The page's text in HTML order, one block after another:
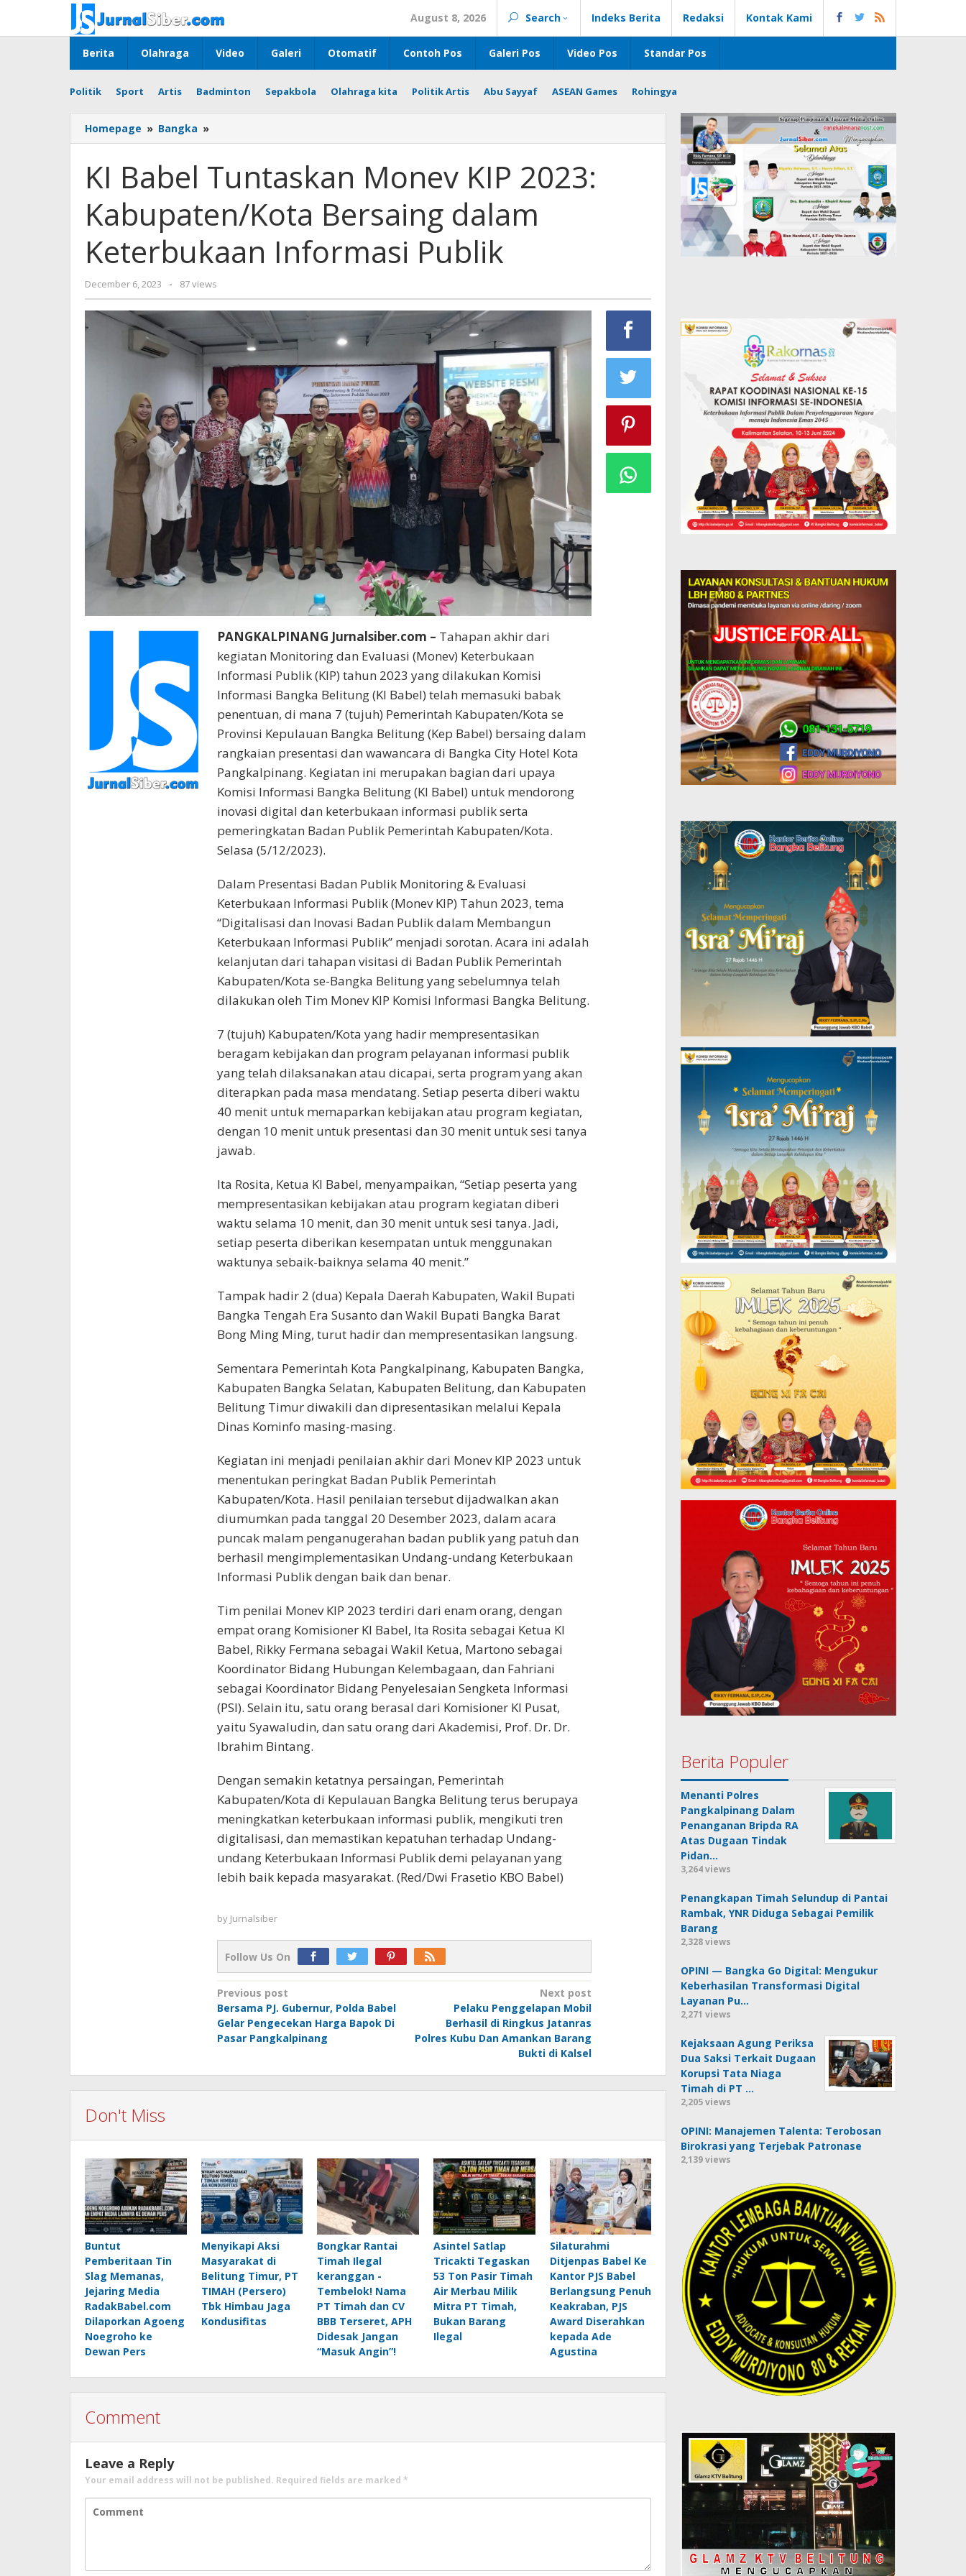
content
August 8, 2026 Search Indeks Berita Redaksi Kontak Kami
Berita Olahraga Video Galeri Otomatif Contoh Pos Galeri Pos Video Pos Standar Pos
Politik Sport Artis Badminton Sepakbola Olahraga kita Politik Artis Abu Sayyaf ASEAN Games Rohingya
Homepage » Bangka »
Babel
Monev
KIP
Kabupaten/Kota
dalam
Keterbukaan
KI Babel Tuntaskan Monev KIP 2023:
Kabupaten/Kota Bersaing dalam
Keterbukaan Informasi Publik
December 6, 2023
by
Jurnalsiber
- 87 views
PANGKALPINANG Jurnalsiber.com – Tahapan akhir dari
kegiatan Monitoring dan Evaluasi (Monev) Keterbukaan
Informasi Publik (KIP) tahun 2023 yang dilakukan Komisi
Informasi Bangka Belitung (KI Babel) telah memasuki babak
penentuan, di mana 7 (tujuh) Pemerintah Kabupaten/Kota se
Provinsi Kepulauan Bangka Belitung (Kep Babel) bersaing dalam
rangkaian presentasi dan wawancara di Bangka City Hotel Kota
Pangkalpinang. Kegiatan ini merupakan bagian dari upaya
Komisi Informasi Bangka Belitung (KI Babel) untuk mendorong
inovasi digital dan keterbukaan informasi publik serta
pemeringkatan Badan Publik Pemerintah Kabupaten/Kota.
Selasa (5/12/2023).
Dalam Presentasi Badan Publik Monitoring & Evaluasi
Keterbukaan Informasi Publik (Monev KIP) Tahun 2023, tema
“Digitalisasi dan Inovasi Badan Publik dalam Membangun
Keterbukaan Informasi Publik” menjadi sorotan. Acara ini adalah
kelanjutan dari tahapan visitasi di Badan Publik Pemerintah
Kabupaten/Kota se-Bangka Belitung yang sebelumnya telah
dilakukan oleh Tim Monev KIP Komisi Informasi Bangka Belitung.
7 (tujuh) Kabupaten/Kota yang hadir mempresentasikan
beragam kebijakan dan program pelayanan informasi publik
yang telah dilaksanakan atau dicapai, serta program yang akan
diterapkan pada masa mendatang. Setiap peserta diberi waktu
40 menit untuk memaparkan kebijakan atau program kegiatan,
dengan 10 menit untuk presentasi dan 30 menit untuk sesi tanya
jawab.
Ita Rosita, Ketua KI Babel, menyampaikan, “Setiap peserta yang
mempresentasikan kebijakan atau program kegiatan diberi
waktu selama 10 menit, dan 30 menit untuk sesi tanya. Jadi,
setiap peserta diberikan kesempatan untuk menggunakan
waktunya sebaik-baiknya selama 40 menit.”
Tampak hadir 2 (dua) Kepala Daerah Kabupaten, Wakil Bupati
Bangka Tengah Era Susanto dan Wakil Bupati Bangka Barat
Bong Ming Ming, turut hadir dan mempresentasikan langsung.
Sementara Pemerintah Kota Pangkalpinang, Kabupaten Bangka,
Kabupaten Bangka Selatan, Kabupaten Belitung, dan Kabupaten
Belitung Timur diwakili dan dipresentasikan melalui Kepala
Dinas Kominfo masing-masing.
Kegiatan ini menjadi penilaian akhir dari Monev KIP 2023 untuk
menentukan peringkat Badan Publik Pemerintah
Kabupaten/Kota. Hasil penilaian tersebut dijadwalkan akan
diumumkan pada tanggal 20 Desember 2023, dalam acara
puncak malam penganugerahan badan publik yang patuh dan
berhasil mengimplementasikan Undang-undang Keterbukaan
Informasi Publik dengan baik dan benar.
Tim penilai Monev KIP 2023 terdiri dari enam orang, dengan
empat orang Komisioner KI Babel, Ita Rosita sebagai Ketua KI
Babel, Rikky Fermana sebagai Wakil Ketua, Martono sebagai
Koordinator Bidang Hubungan Kelembagaan, dan Fahriani
sebagai Koordinator Bidang Penyelesaian Sengketa Informasi
(PSI). Selain itu, satu orang berasal dari Komisioner KI Pusat,
yaitu Syawaludin, dan satu orang dari Akademisi, Prof. Dr. Dr.
Ibrahim Bintang.
Dengan semakin ketatnya persaingan, Pemerintah
Kabupaten/Kota di Kepulauan Bangka Belitung terus berupaya
meningkatkan keterbukaan informasi publik, mengikuti tren
digitalisasi, dan memastikan kepatuhan terhadap Undang-
undang Keterbukaan Informasi Publik demi pelayanan yang
lebih baik kepada masyarakat. (Red/Dwi Frasetio KBO Babel)
by Jurnalsiber
Follow Us On
Post
navigation
Previous post
Bersama PJ. Gubernur, Polda Babel
Gelar Pengecekan Harga Bapok Di
Pasar Pangkalpinang
Next post
Pelaku Penggelapan Mobil
Berhasil di Ringkus Jatanras
Polres Kubu Dan Amankan Barang
Bukti di Kalsel
Don't Miss
Buntut
Pemberitaan Tin
Slag Memanas,
Jejaring Media
RadakBabel.com
Dilaporkan Agoeng
Noegroho ke
Dewan Pers
Menyikapi Aksi
Masyarakat di
Belitung Timur, PT
TIMAH (Persero)
Tbk Himbau Jaga
Kondusifitas
Bongkar Rantai
Timah Ilegal
keranggan -
Tembelok! Nama
PT Timah dan CV
BBB Terseret, APH
Didesak Jangan
“Masuk Angin”!
Asintel Satlap
Tricakti Tegaskan
53 Ton Pasir Timah
Air Merbau Milik
Mitra PT Timah,
Bukan Barang
Ilegal
Silaturahmi
Ditjenpas Babel Ke
Kantor PJS Babel
Berlangsung Penuh
Keakraban, PJS
Award Diserahkan
kepada Ade
Agustina
Comment
Leave a Reply
Your email address will not be published. Required fields are marked *
Berita Populer
Menanti Polres
Pangkalpinang Dalam
Penanganan Bripda RA
Atas Dugaan Tindak
Pidan…
3,264 views
Penangkapan Timah Selundup di Pantai
Rambak, YNR Diduga Sebagai Pemilik
Barang
2,328 views
OPINI — Bangka Go Digital: Mengukur
Keberhasilan Transformasi Digital
Layanan Pu…
2,271 views
Kejaksaan Agung Periksa
Dua Saksi Terkait Dugaan
Korupsi Tata Niaga
Timah di PT …
2,205 views
OPINI: Manajemen Talenta: Terobosan
Birokrasi yang Terjebak Patronase
2,139 views